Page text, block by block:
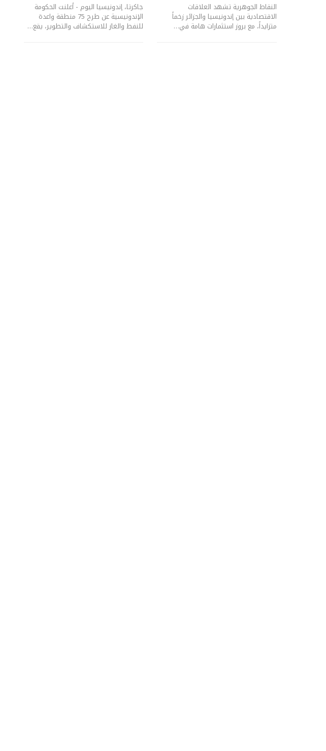
النقاط الجوهرية تشهد العلاقات
الاقتصادية بين إندونيسيا والجزائر زخماً
متزايداً، مع بروز استثمارات هامة في…
جاكرتا، إندونيسيا اليوم - أعلنت الحكومة
الإندونيسية عن طرح 75 منطقة واعدة
للنفط والغاز للاستكشاف والتطوير، يقع…